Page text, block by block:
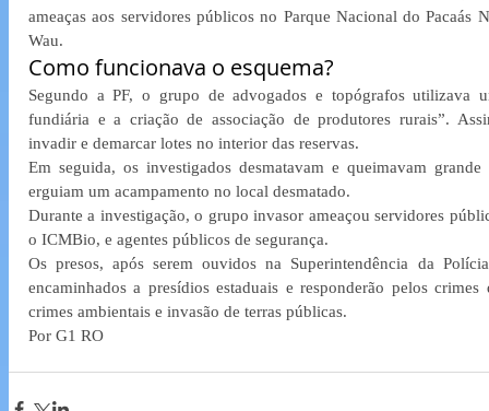
ameaças aos servidores públicos no Parque Nacional do Pacaás
Wau.
Como funcionava o esquema?
Segundo a PF, o grupo de advogados e topógrafos utilizava
fundiária e a criação de associação de produtores rurais”.
invadir e demarcar lotes no interior das reservas.
Em seguida, os investigados desmatavam e queimavam
erguiam um acampamento no local desmatado.
Durante a investigação, o grupo invasor ameaçou servidores
o ICMBio, e agentes públicos de segurança.
Os presos, após serem ouvidos na Superintendência da
encaminhados a presídios estaduais e responderão pelos
crimes ambientais e invasão de terras públicas.
Por G1 RO